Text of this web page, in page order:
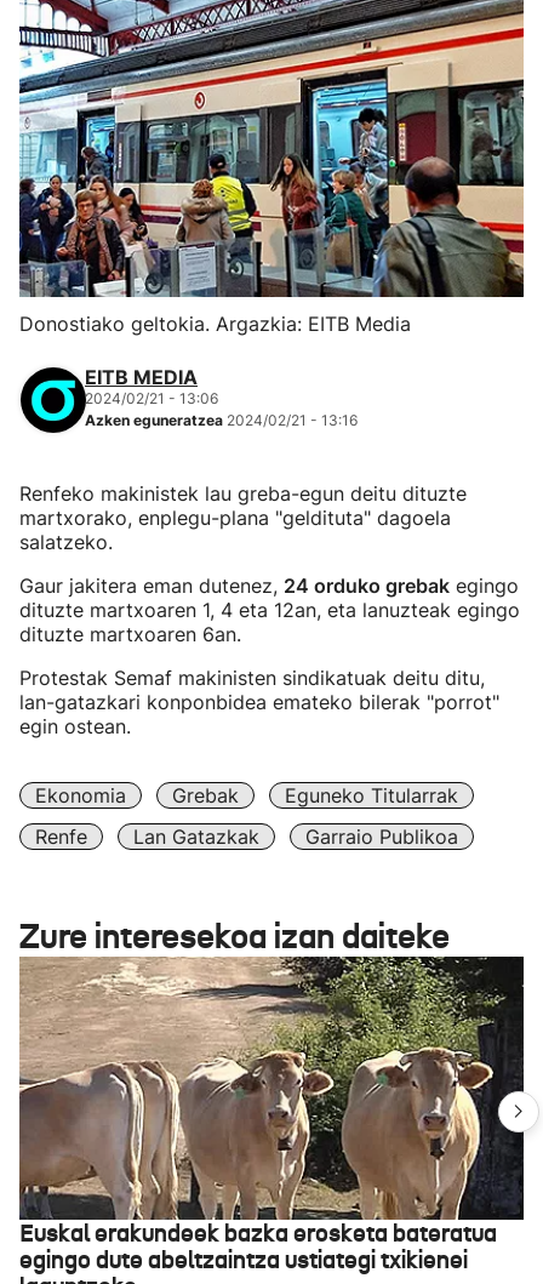
Donostiako geltokia. Argazkia: EITB Media
EITB MEDIA
2024/02/21 - 13:06
Azken eguneratzea 2024/02/21 - 13:16
Renfeko makinistek lau greba-egun deitu dituzte
martxorako, enplegu-plana "geldituta" dagoela
salatzeko.
Gaur jakitera eman dutenez, 24 orduko grebak egingo
dituzte martxoaren 1, 4 eta 12an, eta lanuzteak egingo
dituzte martxoaren 6an.
Protestak Semaf makinisten sindikatuak deitu ditu,
lan-gatazkari konponbidea emateko bilerak "porrot"
egin ostean.
Ekonomia Grebak
Eguneko Titularrak
Renfe
Lan Gatazkak Garraio Publikoa
Zure interesekoa izan daiteke
Euskal erakundeek bazka erosketa bateratua
egingo dute abeltzaintza ustiategi txikienei